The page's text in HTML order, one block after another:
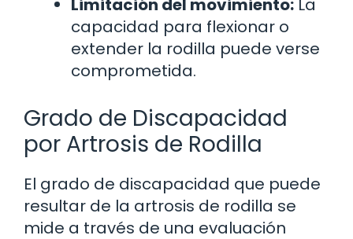
Limitación del movimiento: La
capacidad para flexionar o
extender la rodilla puede verse
comprometida.
Grado de Discapacidad
por Artrosis de Rodilla
El grado de discapacidad que puede
resultar de la artrosis de rodilla se
mide a través de una evaluación